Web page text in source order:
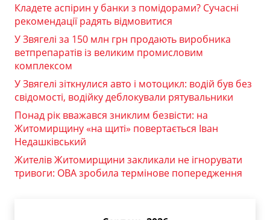
Кладете аспірин у банки з помідорами? Сучасні
рекомендації радять відмовитися
У Звягелі за 150 млн грн продають виробника
ветпрепаратів із великим промисловим
комплексом
У Звягелі зіткнулися авто і мотоцикл: водій був без
свідомості, водійку деблокували рятувальники
Понад рік вважався зниклим безвісти: на
Житомирщину «на щиті» повертається Іван
Недашківський
Жителів Житомирщини закликали не ігнорувати
тривоги: ОВА зробила термінове попередження